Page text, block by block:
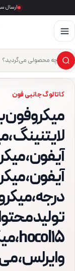
ارسال سریع،
جست‌وجوی محصول
×
کاتالوگ جانبی فون
لایتنینگ،
آیفون،
درجه،
تولید
وایرلس،